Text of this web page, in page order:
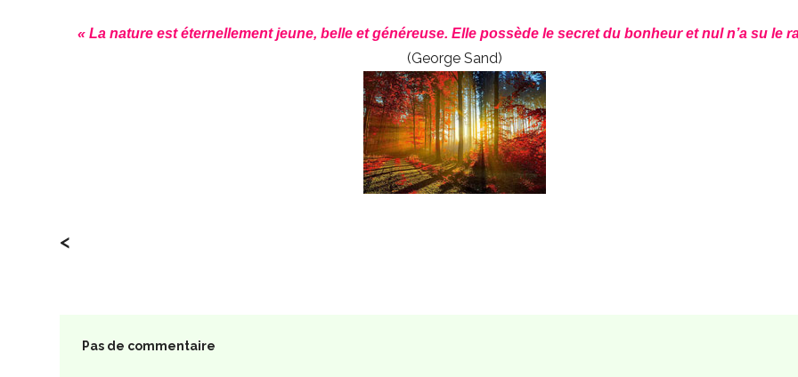
« La nature est éternellement jeune, belle et généreuse. Elle possède le secret du bonheur et nul n’a su le
(George Sand)
<
Pas de commentaire